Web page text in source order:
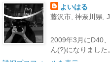
よいはる
藤沢市, 神奈川県,
2009年3月にD40
ん(?)になりました。